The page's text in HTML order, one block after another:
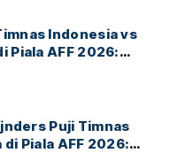
Indonesia vs
Piala AFF 2026:
Puji Timnas
Piala AFF 2026: